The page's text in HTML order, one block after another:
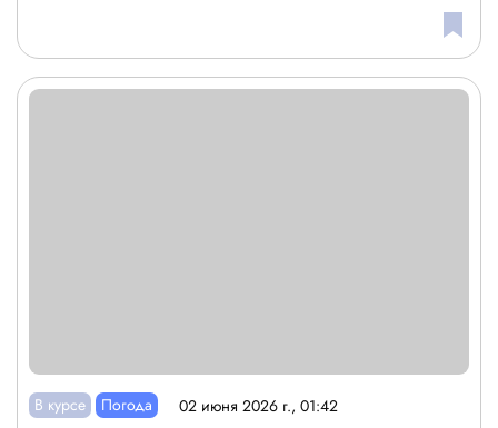
В курсе Погода 02 июня 2026 г., 01:42